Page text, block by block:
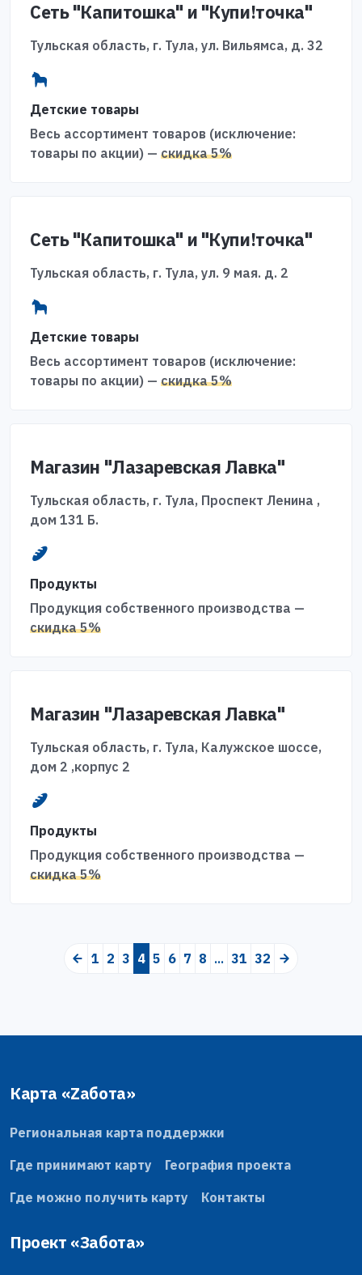
Сеть "Капитошка" и "Купи!точка"
Тульская область, г. Тула, ул. Вильямса, д. 32
Детские товары
Весь ассортимент товаров (исключение:
товары по акции) — скидка 5%
Сеть "Капитошка" и "Купи!точка"
Тульская область, г. Тула, ул. 9 мая. д. 2
Детские товары
Весь ассортимент товаров (исключение:
товары по акции) — скидка 5%
Магазин "Лазаревская Лавка"
Тульская область, г. Тула, Проспект Ленина ,
дом 131 Б.
Продукты
Продукция собственного производства —
скидка 5%
Магазин "Лазаревская Лавка"
Тульская область, г. Тула, Калужское шоссе,
дом 2 ,корпус 2
Продукты
Продукция собственного производства —
скидка 5%
1 2 3 4 (current)
5 6 7 8 ... 31 32
Карта «Zабота»
Региональная карта поддержки
Где принимают карту
География проекта
Где можно получить карту
Контакты
Проект «Забота»